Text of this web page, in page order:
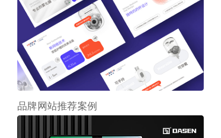
品牌网站推荐案例